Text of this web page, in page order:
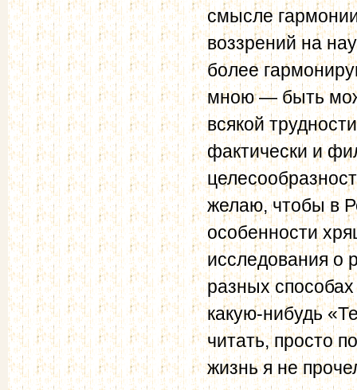
смысле
воззрений на
более
мною — быть
всякой
фактически и
желаю, чтобы в
особенности
исследования о
разных
какую-нибудь
читать, просто
жизнь я не